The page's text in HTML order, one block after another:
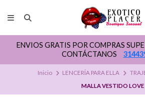
ENVIOS GRATIS POR COMPRAS
CONTÁCTANOS
Inicio LENCERÍA PARA ELLA
MALLA VESTIDO LOVE